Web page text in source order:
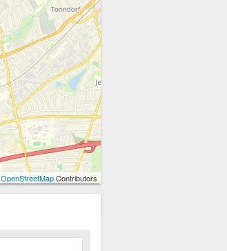
OpenStreetMapContributors